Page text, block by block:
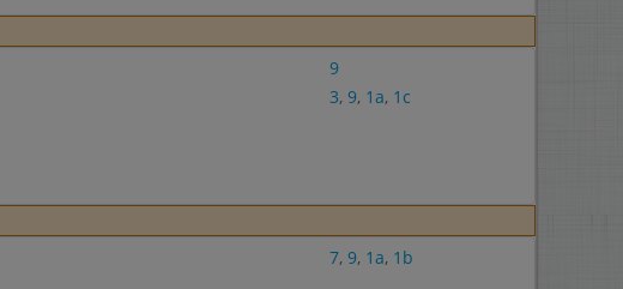
9
3, 9, 1a, 1c
7, 9, 1a, 1b